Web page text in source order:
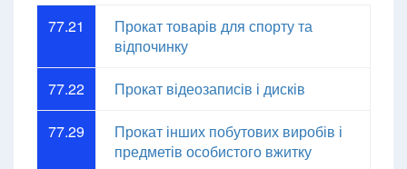
77.21
Прокат товарів для спорту та
відпочинку
77.22 Прокат відеозаписів і дисків
77.29
Прокат інших побутових виробів і
предметів особистого вжитку